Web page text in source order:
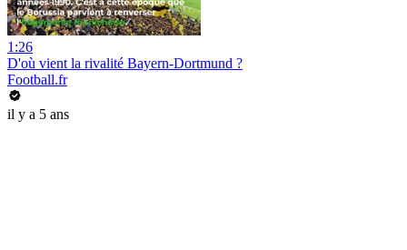
1:26
D'où vient la rivalité Bayern-Dortmund ?
Football.fr
il y a 5 ans